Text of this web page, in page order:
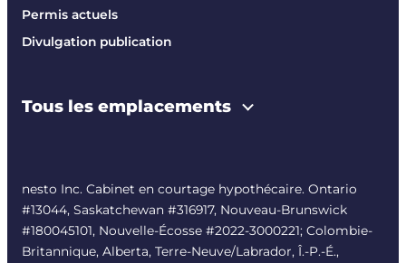
Permis actuels
Divulgation publication
Tous les emplacements
nesto Inc. Cabinet en courtage hypothécaire. Ontario
#13044, Saskatchewan #316917, Nouveau-Brunswick
#180045101, Nouvelle-Écosse #2022-3000221; Colombie-
Britannique, Alberta, Terre-Neuve/Labrador, Î.-P.-É.,